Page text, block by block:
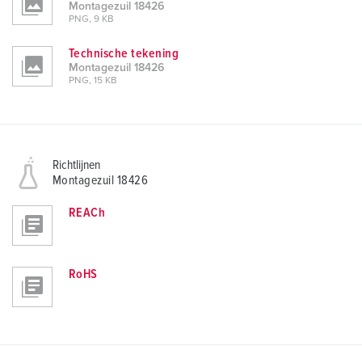
Montagezuil 18426
PNG, 9 KB
Technische tekening
Montagezuil 18426
PNG, 15 KB
Richtlijnen
Montagezuil 18426
REACh
RoHS